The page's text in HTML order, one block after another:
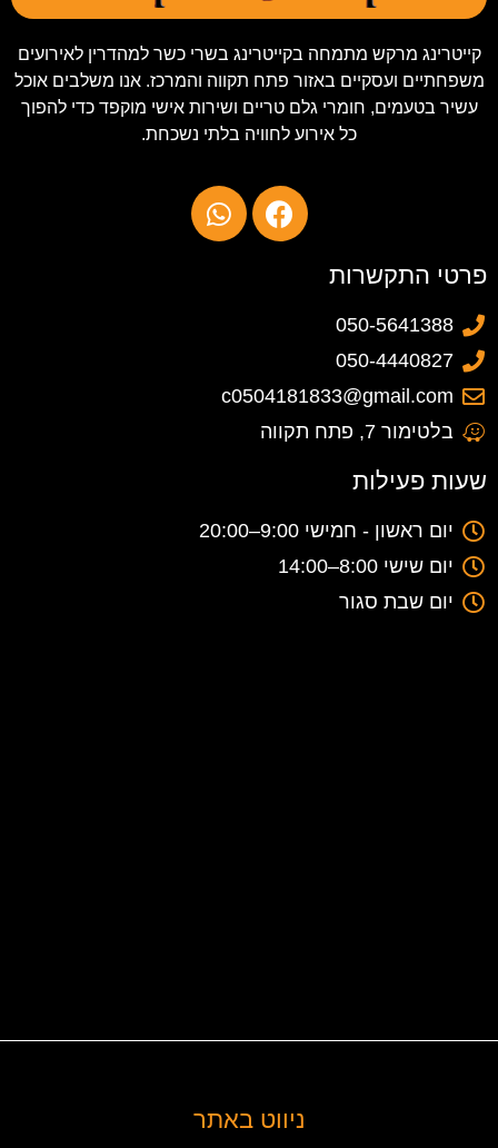
קייטרינג מרקש מתמחה בקייטרינג בשרי כשר למהדרין לאירועים
משפחתיים ועסקיים באזור פתח תקווה והמרכז. אנו משלבים אוכל
עשיר בטעמים, חומרי גלם טריים ושירות אישי מוקפד כדי להפוך
כל אירוע לחוויה בלתי נשכחת.
פרטי התקשרות
050-5641388
050-4440827
c0504181833@gmail.com
בלטימור 7, פתח תקווה
שעות פעילות
יום ראשון - חמישי 9:00–20:00
יום שישי 8:00–14:00
יום שבת סגור
ניווט באתר